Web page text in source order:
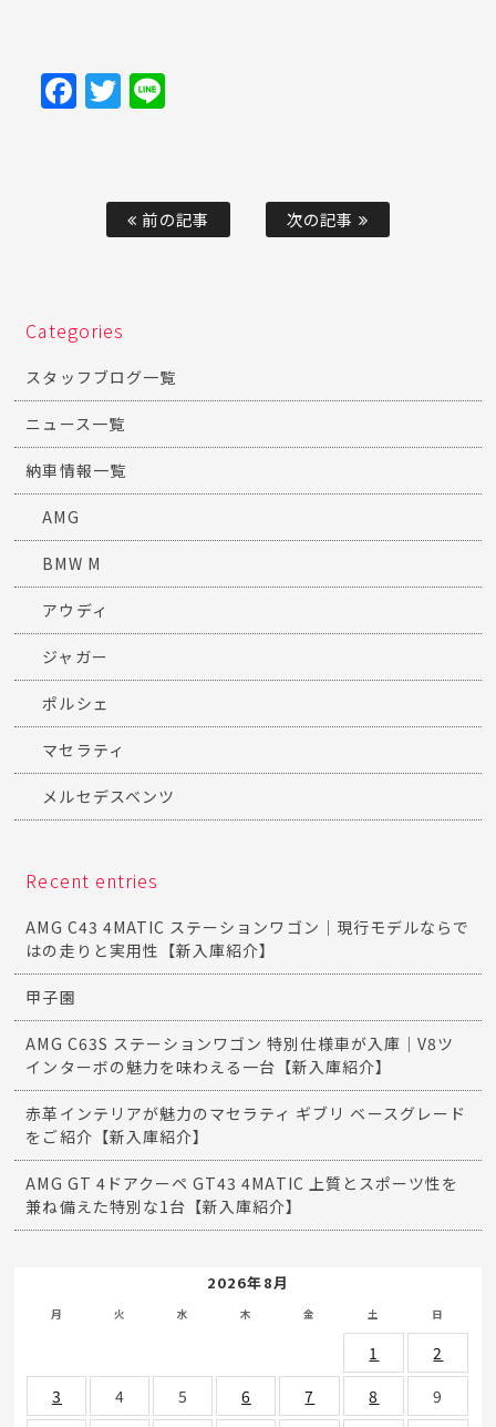
Facebook
Twitter
前の記事 次の記事
Categories
スタッフブログ一覧
ニュース一覧
納車情報一覧
AMG
BMW M
アウディ
ジャガー
ポルシェ
マセラティ
メルセデスベンツ
Recent entries
AMG C43 4MATIC ステーションワゴン｜現行モデルならで
はの走りと実用性【新入庫紹介】
甲子園
AMG C63S ステーションワゴン 特別仕様車が入庫｜V8ツ
インターボの魅力を味わえる一台【新入庫紹介】
赤革インテリアが魅力のマセラティ ギブリ ベースグレード
をご紹介【新入庫紹介】
AMG GT 4ドアクーペ GT43 4MATIC 上質とスポーツ性を
兼ね備えた特別な1台【新入庫紹介】
2026年8月
月 火 水 木 金 土 日
1
2
3
4 5 6 7 8 9